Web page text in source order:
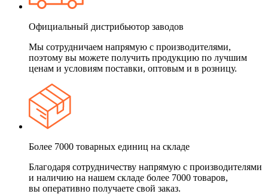
Официальный дистрибьютор заводов
Мы сотрудничаем напрямую с производителями,
поэтому вы можете получить продукцию по лучшим
ценам и условиям поставки, оптовым и в розницу.
Более 7000 товарных единиц на складе
Благодаря сотрудничеству напрямую с производителями
и наличию на нашем складе более 7000 товаров,
вы оперативно получаете свой заказ.